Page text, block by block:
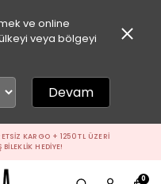
ve online
veya bölgeyi
Devam
KARGO + 1250 TL ÜZERI
BILEKLIK HEDIYE!
0